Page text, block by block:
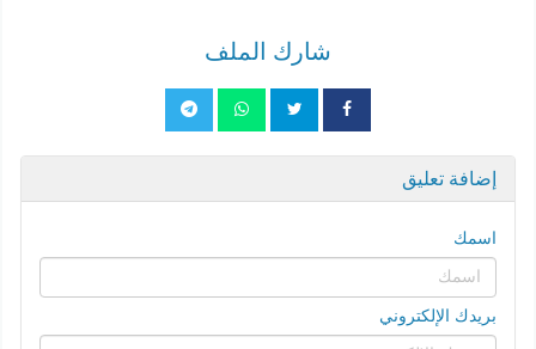
شارك الملف
إضافة تعليق
اسمك
بريدك الإلكتروني